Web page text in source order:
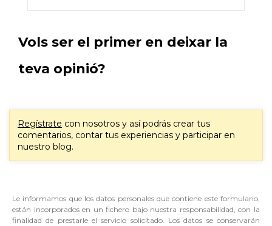
Vols ser el primer en deixar la
teva opinió?
Regístrate con nosotros y así podrás crear tus
comentarios, contar tus experiencias y participar en
nuestro blog.
Le informamos que los datos personales que contiene este formulario,
están incorporados en un fichero bajo nuestra responsabilidad, con la
finalidad de prestarle el servicio solicitado. Los datos se conservarán